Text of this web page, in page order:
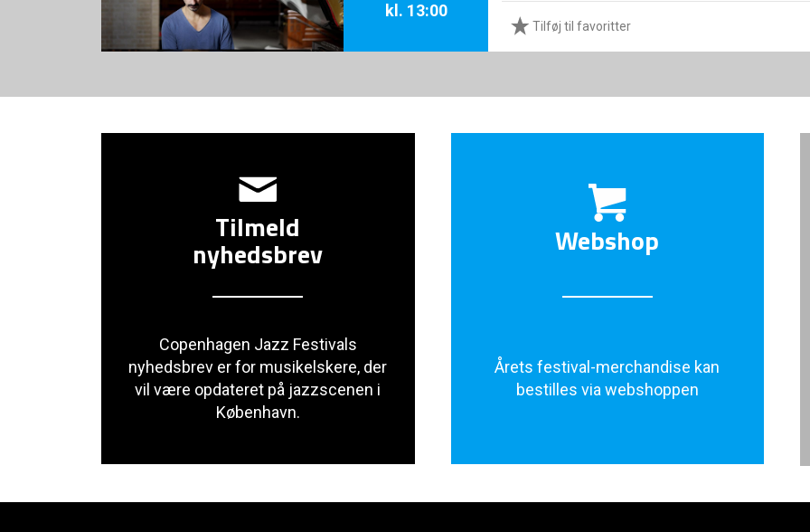
kl. 13:00
Tilføj til favoritter
Tilmeld
nyhedsbrev
Copenhagen Jazz Festivals
nyhedsbrev er for musikelskere, der
vil være opdateret på jazzscenen i
København.
Webshop
Årets festival-merchandise kan
bestilles via webshoppen